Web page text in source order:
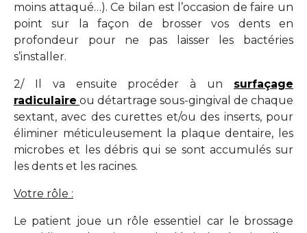
moins attaqué…). Ce bilan est l’occasion de faire un
point sur la façon de brosser vos dents en
profondeur pour ne pas laisser les bactéries
s’installer.
2/ Il va ensuite procéder à un surfaçage
radiculaire ou détartrage sous-gingival de chaque
sextant, avec des curettes et/ou des inserts, pour
éliminer méticuleusement la plaque dentaire, les
microbes et les débris qui se sont accumulés sur
les dents et les racines.
Votre rôle :
Le patient joue un rôle essentiel car le brossage